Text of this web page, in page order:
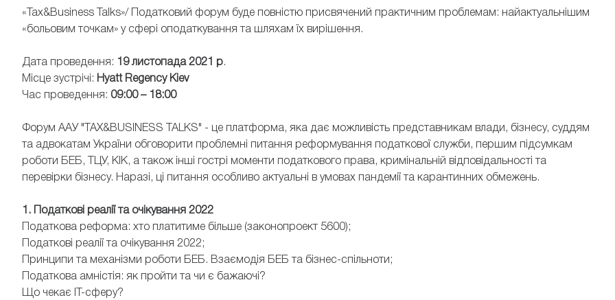
«Tax&Business Talks»/ Податковий форум буде повністю присвячений практичним проблемам: найактуальнішим
«больовим точкам» у сфері оподаткування та шляхам їх вирішення.
Дата проведення: 19 листопада 2021 р.
Місце зустрічі: Hyatt Regency Kiev
Час проведення: 09:00 – 18:00
Форум ААУ "TAX&BUSINESS TALKS" - це платформа, яка дає можливість представникам влади, бізнесу, суддям
та адвокатам України обговорити проблемні питання реформування податкової служби, першим підсумкам
роботи БЕБ, ТЦУ, КІК, а також інші гострі моменти податкового права, кримінальній відповідальності та
перевірки бізнесу. Наразі, ці питання особливо актуальні в умовах пандемії та карантинних обмежень.
1. Податкові реалії та очікування 2022
Податкова реформа: хто платитиме більше (законопроект 5600);
Податкові реалії та очікування 2022;
Принципи та механізми роботи БЕБ. Взаємодія БЕБ та бізнес-спільноти;
Податкова амністія: як пройти та чи є бажаючі?
Що чекає IT-сферу?
АННА ІГНАТЕНКО